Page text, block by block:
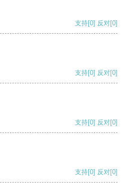
支持[0] 反对[0]
支持[0] 反对[0]
支持[0] 反对[0]
支持[0] 反对[0]